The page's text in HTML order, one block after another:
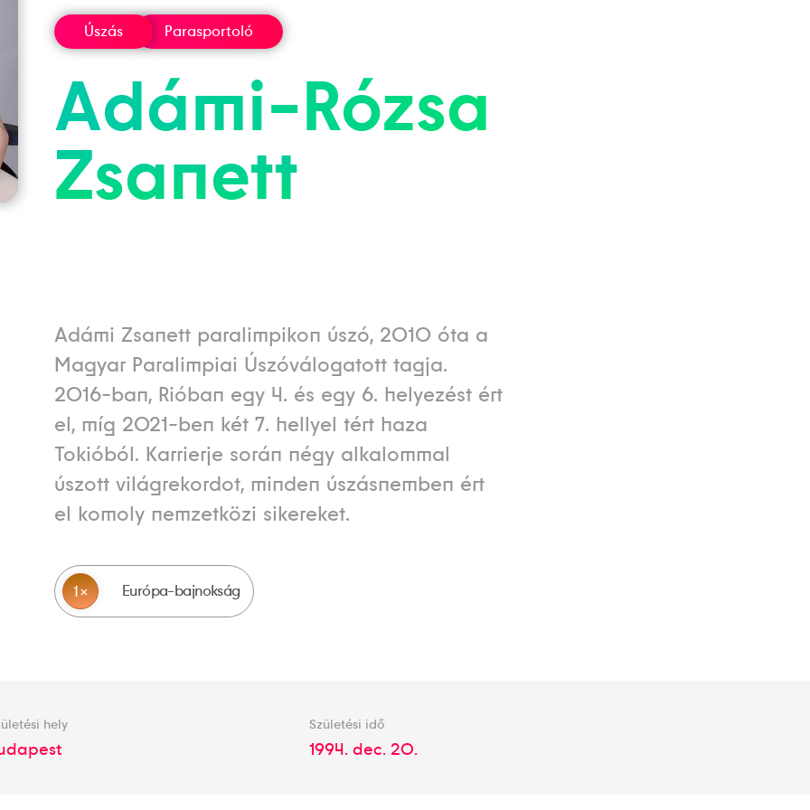
Úszás Parasportoló
Adámi-Rózsa
Zsanett
Adámi Zsanett paralimpikon úszó, 2010 óta a
Magyar Paralimpiai Úszóválogatott tagja.
2016-ban, Rióban egy 4. és egy 6. helyezést ért
el, míg 2021-ben két 7. hellyel tért haza
Tokióból. Karrierje során négy alkalommal
úszott világrekordot, minden úszásnemben ért
el komoly nemzetközi sikereket.
1 Európa-bajnokság
hely Születési idő
1994. dec. 20.